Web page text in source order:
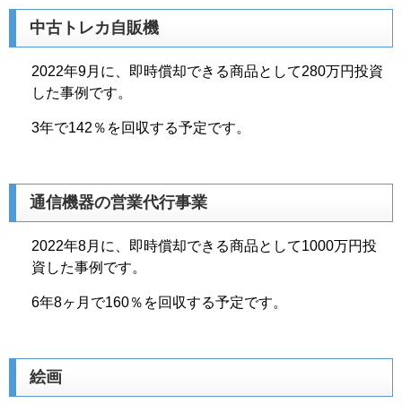
中古トレカ自販機
2022年9月に、即時償却できる商品として280万円投資
した事例です。
3年で142％を回収する予定です。
通信機器の営業代行事業
2022年8月に、即時償却できる商品として1000万円投
資した事例です。
6年8ヶ月で160％を回収する予定です。
絵画